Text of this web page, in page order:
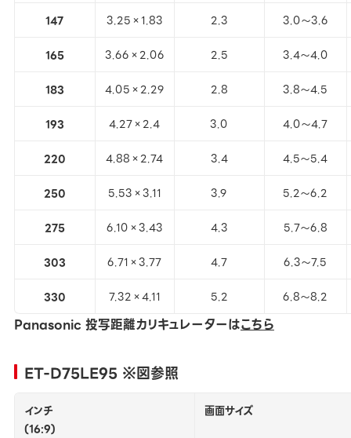
147 3.25×1.83 2.3 3.0～3.6
165 3.66×2.06 2.5 3.4～4.0
183 4.05×2.29 2.8 3.8～4.5
193 4.27×2.4 3.0 4.0～4.7
220 4.88×2.74 3.4 4.5～5.4
250 5.53×3.11 3.9 5.2～6.2
275 6.10×3.43 4.3 5.7～6.8
303 6.71×3.77 4.7 6.3～7.5
330 7.32×4.11 5.2 6.8～8.2
Panasonic 投写距離カリキュレーターはこちら
ET-D75LE95 ※図参照
インチ
(16:9)
画面サイズ